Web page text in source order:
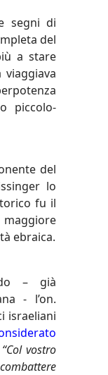
segni di
del
a stare
piccolo-
del
lo
fu il
ebraica.
– già
- l’on.
israeliani
“Col vostro